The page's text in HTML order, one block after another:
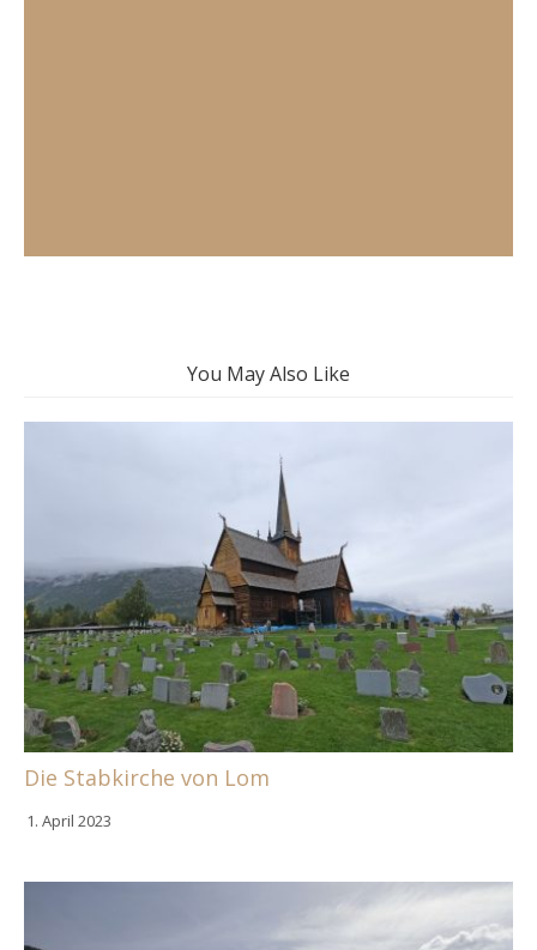
You May Also Like
Die Stabkirche von Lom
1. April 2023